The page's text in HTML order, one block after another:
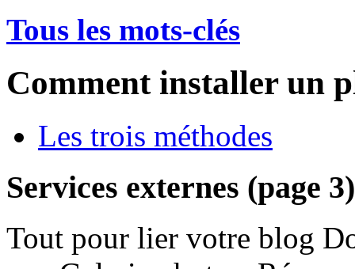
Tous les mots-clés
Comment installer un
Les trois méthodes
Services externes (page 3)
Tout pour lier votre blog